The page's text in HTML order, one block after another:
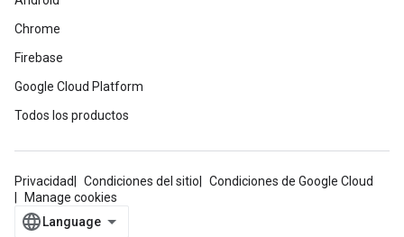
Chrome
Firebase
Google Cloud Platform
Todos los productos
Privacidad Condiciones del sitio
Condiciones de Google Cloud
Manage cookies